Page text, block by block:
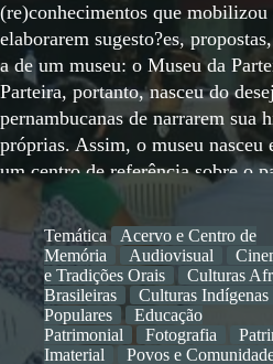
(re)conhecimentos que mobilizou
elaborarem sugesto?es,
a de um museu: o Museu da
Parteira, portanto, nasceu do
pernambucanas de narrarem sua
próprias. Assim, o museu nasceu
um centro de referência sobre o
promovendo seus saberes e suas
suas detentoras e transformando-
reflexão e articulação de novas
Museu da Parteira representa um
no qual uma série de ações vêm
propagando narrativas
documentais e biográficas acerca
Temática
Acervo e Centro de
Memória
Audiovisual
e Tradições Orais
Culturas
Brasileiras
Culturas Indígenas
Populares
Educação
Patrimonial
Fotografia
Imaterial
Povos e